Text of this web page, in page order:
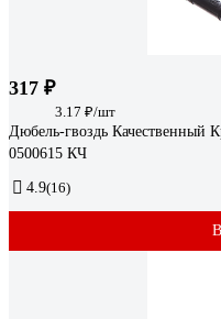
317 ₽
3.17 ₽/шт
Дюбель-гвоздь Качественный
0500615 КЧ
4.9(16)